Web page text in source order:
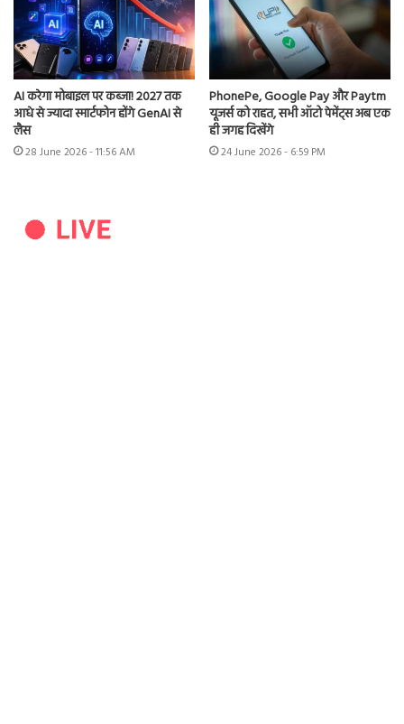
AI करेगा मोबाइल पर कब्जा! 2027 तक
आधे से ज्यादा स्मार्टफोन होंगे GenAI से
लैस
28 June 2026 - 11:56 AM
PhonePe, Google Pay और Paytm
यूजर्स को राहत, सभी ऑटो पेमेंट्स अब एक
ही जगह दिखेंगे
24 June 2026 - 6:59 PM